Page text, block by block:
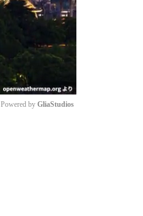
Powered by GliaStudios